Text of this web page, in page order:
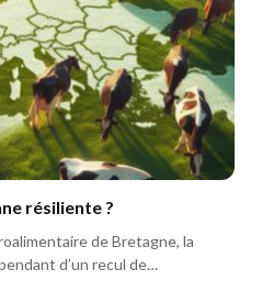
résiliente ?
de Bretagne, la
d’un recul de…